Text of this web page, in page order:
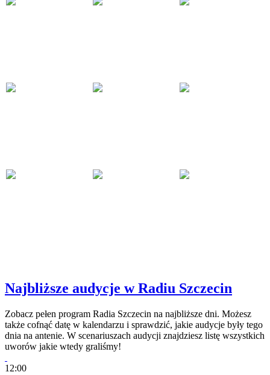
Najbliższe audycje w Radiu Szczecin
Zobacz pełen program Radia Szczecin na najbliższe dni. Możesz
także cofnąć datę w kalendarzu i sprawdzić, jakie audycje były tego
dnia na antenie. W scenariuszach audycji znajdziesz listę wszystkich
uworów jakie wtedy graliśmy!
12:00